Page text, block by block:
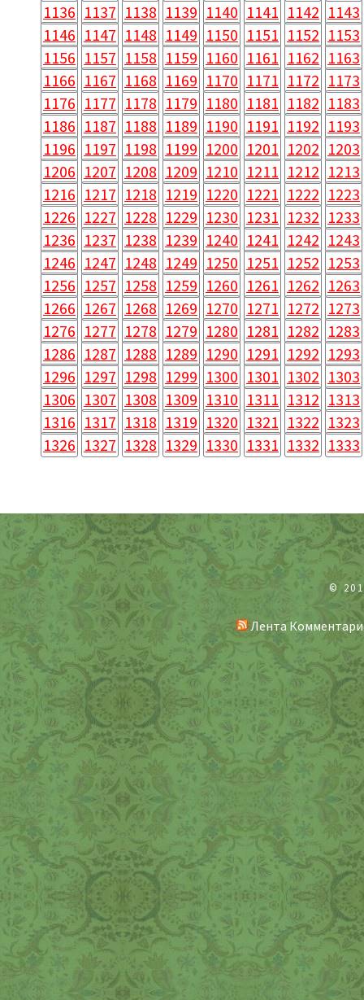
1136 1137 1138 1139 1140 1141 1142 1143
1146 1147 1148 1149 1150 1151 1152 1153
1156 1157 1158 1159 1160 1161 1162 1163
1166 1167 1168 1169 1170 1171 1172 1173
1176 1177 1178 1179 1180 1181 1182 1183
1186 1187 1188 1189 1190 1191 1192 1193
1196 1197 1198 1199 1200 1201 1202 1203
1206 1207 1208 1209 1210 1211 1212 1213
1216 1217 1218 1219 1220 1221 1222 1223
1226 1227 1228 1229 1230 1231 1232 1233
1236 1237 1238 1239 1240 1241 1242 1243
1246 1247 1248 1249 1250 1251 1252 1253
1256 1257 1258 1259 1260 1261 1262 1263
1266 1267 1268 1269 1270 1271 1272 1273
1276 1277 1278 1279 1280 1281 1282 1283
1286 1287 1288 1289 1290 1291 1292 1293
1296 1297 1298 1299 1300 1301 1302 1303
1306 1307 1308 1309 1310 1311 1312 1313
1316 1317 1318 1319 1320 1321 1322 1323
1326 1327 1328 1329 1330 1331 1332 1333
©
Лента